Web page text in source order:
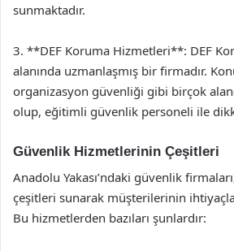
sunmaktadır.
3. **DEF Koruma Hizmetleri**: DEF
alanında uzmanlaşmış bir firmadır.
organizasyon güvenliği gibi birçok
olup, eğitimli güvenlik personeli ile
Güvenlik Hizmetlerinin Çeşitleri
Anadolu Yakası’ndaki güvenlik
çeşitleri sunarak müşterilerinin
Bu hizmetlerden bazıları şunlardır: